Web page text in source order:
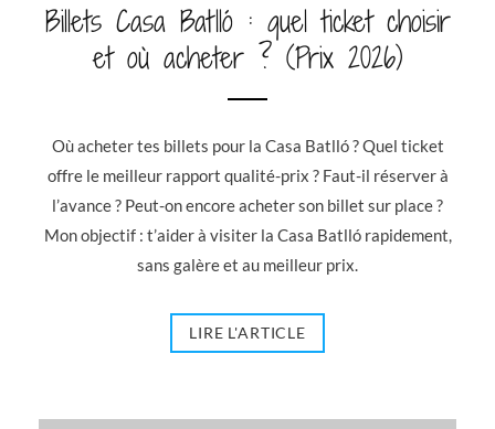
Billets Casa Batlló : quel ticket choisir
et où acheter ? (Prix 2026)
Où acheter tes billets pour la Casa Batlló ? Quel ticket
offre le meilleur rapport qualité-prix ? Faut-il réserver à
l’avance ? Peut-on encore acheter son billet sur place ?
Mon objectif : t’aider à visiter la Casa Batlló rapidement,
sans galère et au meilleur prix.
LIRE L'ARTICLE